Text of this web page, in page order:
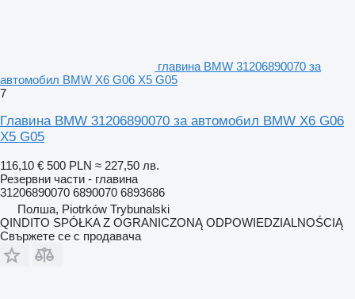
главина BMW 31206890070 за
автомобил BMW X6 G06 X5 G05
7
Главина BMW 31206890070 за автомобил BMW X6 G06
X5 G05
116,10 € 500 PLN ≈ 227,50 лв.
Резервни части - главина
31206890070 6890070 6893686
Полша, Piotrków Trybunalski
QINDITO SPÓŁKA Z OGRANICZONĄ ODPOWIEDZIALNOŚCIĄ
Свържете се с продавача